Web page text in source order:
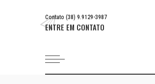
Contato (38) 9.9129-3987
ENTRE EM CONTATO